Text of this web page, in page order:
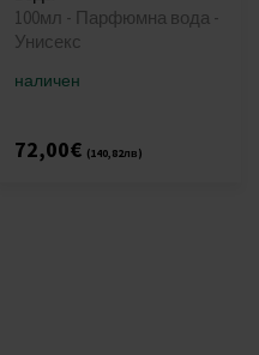
100мл - Парфюмна вода -
Унисекс
наличен
72,00€ (140,82лв)